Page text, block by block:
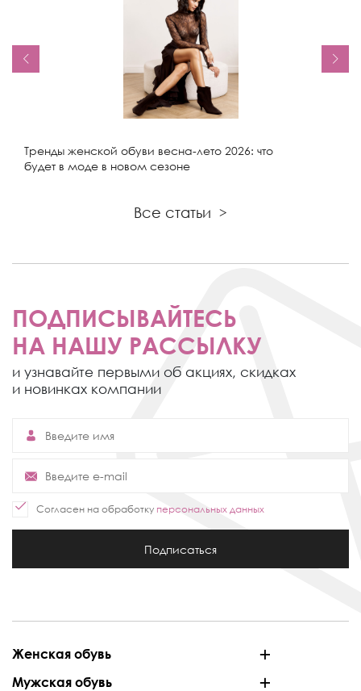
Тренды женской обуви весна-лето 2026: что
будет в моде в новом сезоне
Все статьи >
ПОДПИСЫВАЙТЕСЬ
НА НАШУ РАССЫЛКУ
и узнавайте первыми об акциях, скидках
и новинках компании
Согласен на обработку персональных данных
Подписаться
Женская обувь
Мужская обувь